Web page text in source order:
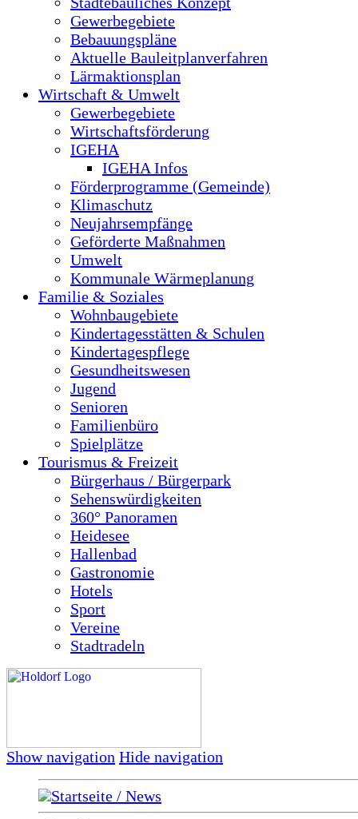
Gewerbegebiete
Bebauungspläne
Aktuelle Bauleitplanverfahren
Lärmaktionsplan
Wirtschaft & Umwelt
Gewerbegebiete
Wirtschaftsförderung
IGEHA
IGEHA Infos
Förderprogramme (Gemeinde)
Klimaschutz
Neujahrsempfänge
Geförderte Maßnahmen
Umwelt
Kommunale Wärmeplanung
Familie & Soziales
Wohnbaugebiete
Kindertagesstätten & Schulen
Kindertagespflege
Gesundheitswesen
Jugend
Senioren
Familienbüro
Spielplätze
Tourismus & Freizeit
Bürgerhaus / Bürgerpark
Sehenswürdigkeiten
360° Panoramen
Heidesee
Hallenbad
Gastronomie
Hotels
Sport
Vereine
Stadtradeln
Show navigation Hide navigation
Startseite / News